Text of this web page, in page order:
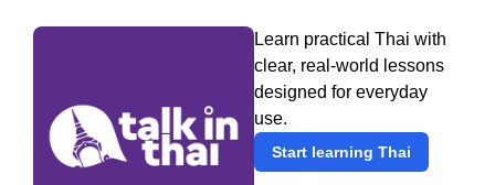
Learn practical Thai with
clear, real-world lessons
designed for everyday
use.
Start learning Thai